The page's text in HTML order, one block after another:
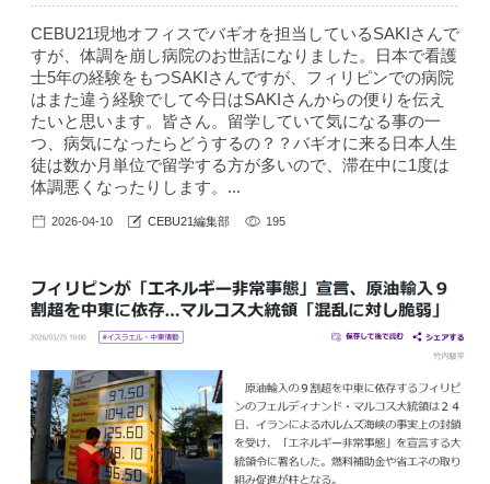
CEBU21現地オフィスでバギオを担当しているSAKIさんで
すが、体調を崩し病院のお世話になりました。日本で看護
士5年の経験をもつSAKIさんですが、フィリピンでの病院
はまた違う経験でして今日はSAKIさんからの便りを伝え
たいと思います。皆さん。留学していて気になる事の一
つ、病気になったらどうするの？？バギオに来る日本人生
徒は数か月単位で留学する方が多いので、滞在中に1度は
体調悪くなったりします。...
2026-04-10 CEBU21編集部 195